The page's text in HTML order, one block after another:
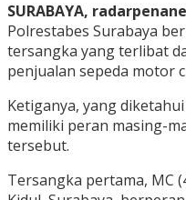
SURABAYA,
Polrestabes Surabaya
tersangka yang terlibat
penjualan sepeda motor
Ketiganya, yang
memiliki peran masing-
tersebut.
Tersangka pertama, MC